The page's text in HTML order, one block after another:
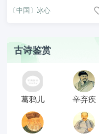
〔中国〕冰心
古诗鉴赏
葛鸦儿 辛弃疾